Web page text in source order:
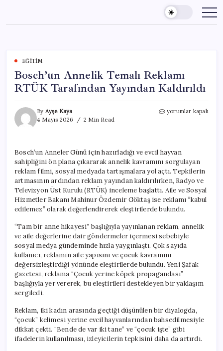
content
EĞITIM
Bosch’un Annelik Temalı Reklamı
RTÜK Tarafından Yayından Kaldırıldı
By Ayşe Kaya
4 Mayıs 2026
2 Min Read
Bosch’un
Tarafından
Yayından
Kaldırıldı
için
yorumlar kapalı
Bosch’un Anneler Günü için hazırladığı ve evcil hayvan
sahipliğini ön plana çıkararak annelik kavramını sorgulayan
reklam filmi, sosyal medyada tartışmalara yol açtı. Tepkilerin
artmasının ardından reklam yayından kaldırılırken, Radyo ve
Televizyon Üst Kurulu (RTÜK) inceleme başlattı. Aile ve Sosyal
Hizmetler Bakanı Mahinur Özdemir Göktaş ise reklamı “kabul
edilemez” olarak değerlendirerek eleştirilerde bulundu.
“Tam bir anne hikayesi” başlığıyla yayınlanan reklam, annelik
ve aile değerlerine dair göndermeler içermesi sebebiyle
sosyal medya gündeminde hızla yaygınlaştı. Çok sayıda
kullanıcı, reklamın aile yapısını ve çocuk kavramını
değersizleştirdiği yönünde eleştirilerde bulundu. Yeni Şafak
gazetesi, reklama “Çocuk yerine köpek propagandası”
başlığıyla yer vererek, bu eleştirileri destekleyen bir yaklaşım
sergiledi.
Reklam, iki kadın arasında geçtiği düşünülen bir diyalogda,
“çocuk” kelimesi yerine evcil hayvanlarından bahsedilmesiyle
dikkat çekti. “Bende de var iki tane” ve “çocuk işte” gibi
ifadelerin kullanılması, izleyicilerin tepkisini daha da artırdı.